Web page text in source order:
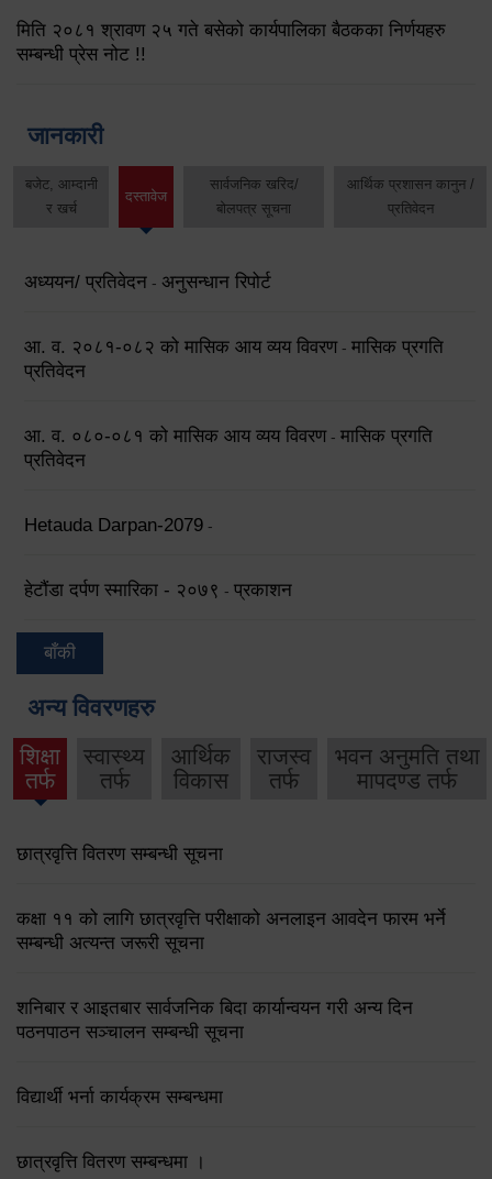
मिति २०८१ श्रावण २५ गते बसेको कार्यपालिका बैठकका निर्णयहरु
सम्बन्धी प्रेस नोट !!
जानकारी
बजेट, आम्दानी
र खर्च
दस्तावेज
सार्वजनिक खरिद/
बोलपत्र सूचना
आर्थिक प्रशासन कानुन /
प्रतिवेदन
अध्ययन/ प्रतिवेदन - अनुसन्धान रिपोर्ट
आ. व. २०८१-०८२ को मासिक आय व्यय विवरण - मासिक प्रगति
प्रतिवेदन
आ. व. ०८०-०८१ को मासिक आय व्यय विवरण - मासिक प्रगति
प्रतिवेदन
Hetauda Darpan-2079 -
हेटौंडा दर्पण स्मारिका - २०७९ - प्रकाशन
बाँकी
अन्य विवरणहरु
शिक्षा
तर्फ
स्वास्थ्य
तर्फ
आर्थिक
विकास
राजस्व
तर्फ
भवन अनुमति तथा
मापदण्ड तर्फ
छात्रवृत्ति वितरण सम्बन्धी सूचना
कक्षा ११ को लागि छात्रवृत्ति परीक्षाको अनलाइन आवदेन फारम भर्ने
सम्बन्धी अत्यन्त जरूरी सूचना
शनिबार र आइतबार सार्वजनिक बिदा कार्यान्वयन गरी अन्य दिन
पठनपाठन सञ्चालन सम्बन्धी सूचना
विद्यार्थी भर्ना कार्यक्रम सम्बन्धमा
छात्रवृत्ति वितरण सम्बन्धमा ।